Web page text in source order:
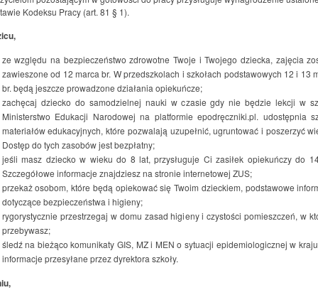
Kodeksu Pracy (art. 81 § 1).
ze względu na bezpieczeństwo zdrowotne Twoje i Twojego dziecka, zajęcia
zawieszone od 12 marca br. W przedszkolach i szkołach podstawowych 12 i 13
br. będą jeszcze prowadzone działania opiekuńcze;
zachęcaj dziecko do samodzielnej nauki w czasie gdy nie będzie lekcji w
Ministerstwo Edukacji Narodowej na platformie epodręczniki.pl. udostępnia
materiałów edukacyjnych, które pozwalają uzupełnić, ugruntować i poszerzyć
Dostęp do tych zasobów jest bezpłatny;
jeśli masz dziecko w wieku do 8 lat, przysługuje Ci zasiłek opiekuńczy do
Szczegółowe informacje znajdziesz na stronie internetowej ZUS;
przekaż osobom, które będą opiekować się Twoim dzieckiem, podstawowe
dotyczące bezpieczeństwa i higieny;
rygorystycznie przestrzegaj w domu zasad higieny i czystości pomieszczeń, w
przebywasz;
śledź na bieżąco komunikaty GIS, MZ i MEN o sytuacji epidemiologicznej w
informacje przesyłane przez dyrektora szkoły.